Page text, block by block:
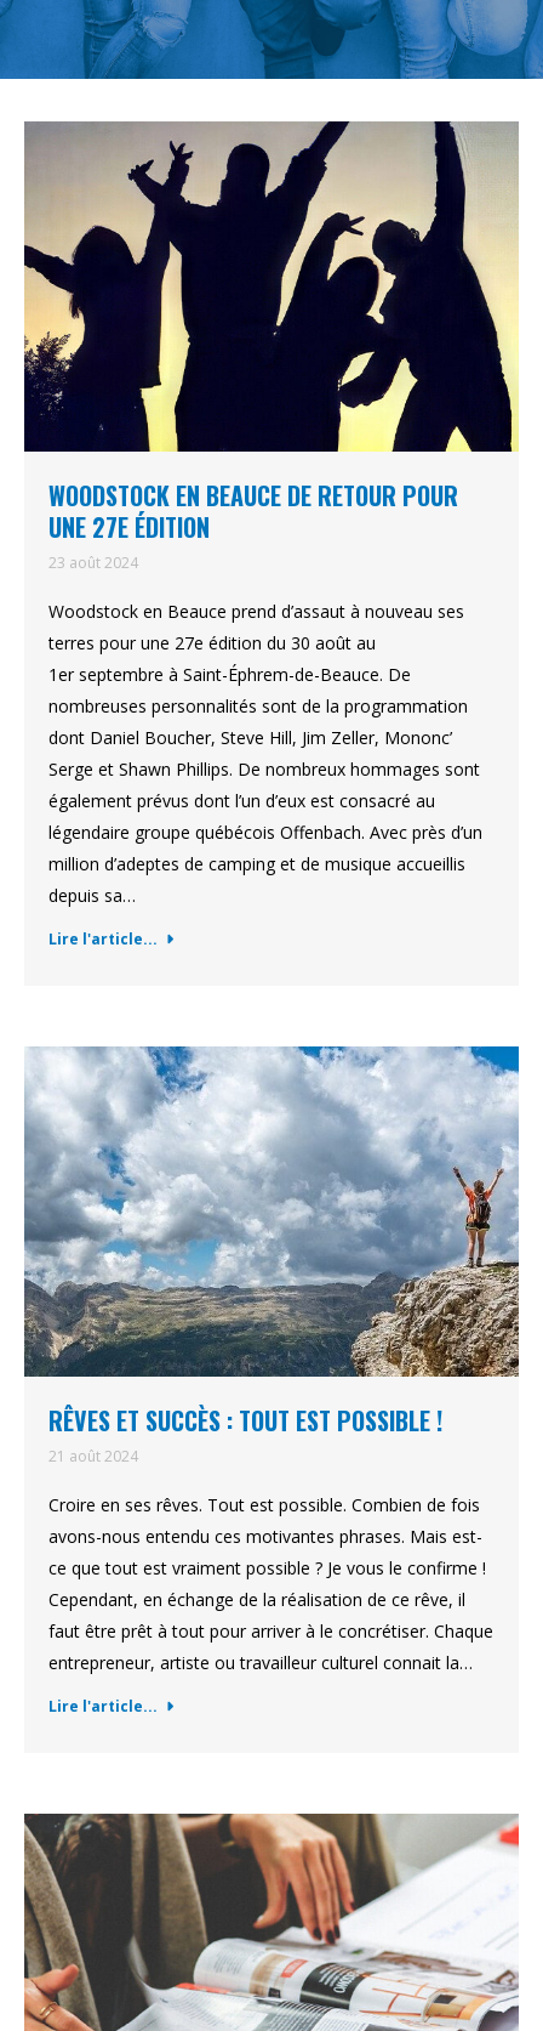
WOODSTOCK EN BEAUCE DE RETOUR POUR
UNE 27E ÉDITION
23 août 2024
Woodstock en Beauce prend d’assaut à nouveau ses
terres pour une 27e édition du 30 août au
1er septembre à Saint-Éphrem-de-Beauce. De
nombreuses personnalités sont de la programmation
dont Daniel Boucher, Steve Hill, Jim Zeller, Mononc’
Serge et Shawn Phillips. De nombreux hommages sont
également prévus dont l’un d’eux est consacré au
légendaire groupe québécois Offenbach. Avec près d’un
million d’adeptes de camping et de musique accueillis
depuis sa…
Lire l'article...
RÊVES ET SUCCÈS : TOUT EST POSSIBLE !
21 août 2024
Croire en ses rêves. Tout est possible. Combien de fois
avons-nous entendu ces motivantes phrases. Mais est-
ce que tout est vraiment possible ? Je vous le confirme !
Cependant, en échange de la réalisation de ce rêve, il
faut être prêt à tout pour arriver à le concrétiser. Chaque
entrepreneur, artiste ou travailleur culturel connait la…
Lire l'article...